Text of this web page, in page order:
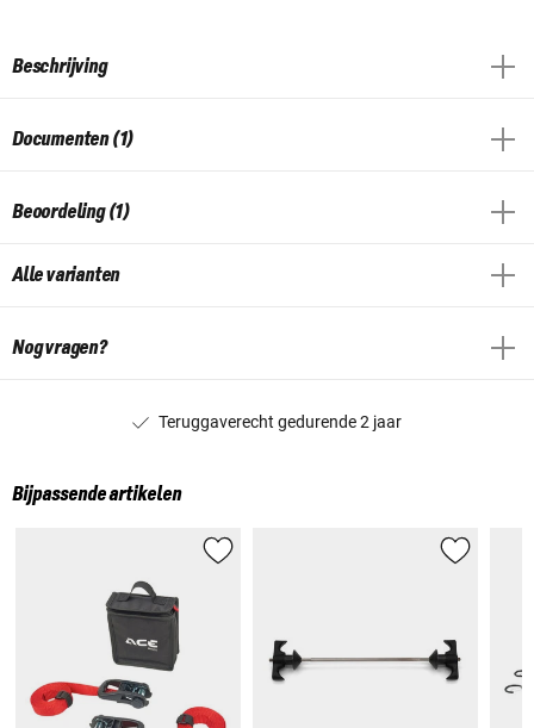
Beschrijving
Documenten (1)
Beoordeling (1)
Alle varianten
Nog vragen?
Teruggaverecht gedurende 2 jaar
Bijpassende artikelen